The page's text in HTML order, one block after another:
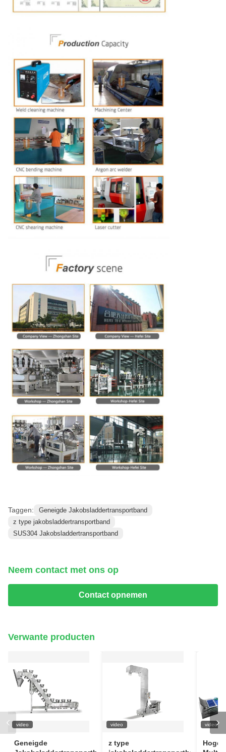
Taggen:
Geneigde Jakobsladdertransportband
z type jakobsladdertransportband
SUS304 Jakobsladdertransportband
Neem contact met ons op
Contact opnemen
Verwante producten
video
Geneigde
video
z type
video
Hoge